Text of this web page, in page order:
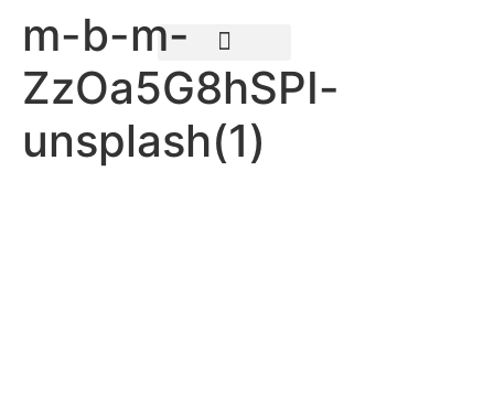
m-b-m-
ZzOa5G8hSPI-
unsplash(1)